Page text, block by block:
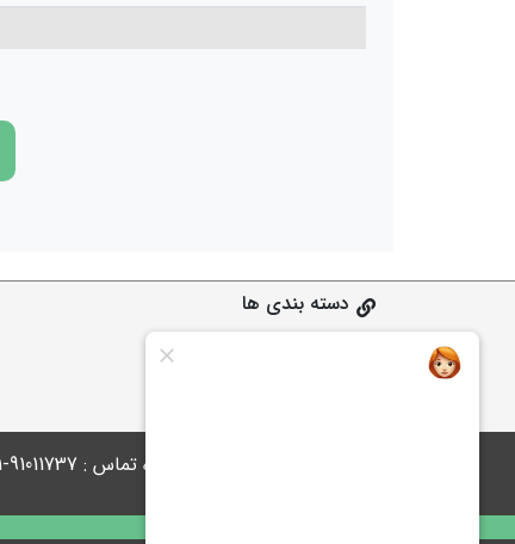
دسته بندی ها
ابتدایی
پاسخگوی شما هستیم | شماره تماس : 91011737-021